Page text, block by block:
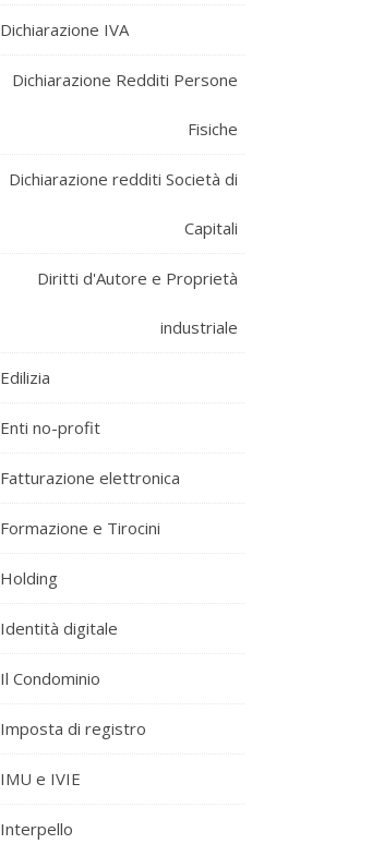
Dichiarazione IVA
Dichiarazione Redditi Persone
Fisiche
Dichiarazione redditi Società di
Capitali
Diritti d'Autore e Proprietà
industriale
Edilizia
Enti no-profit
Fatturazione elettronica
Formazione e Tirocini
Holding
Identità digitale
Il Condominio
Imposta di registro
IMU e IVIE
Interpello